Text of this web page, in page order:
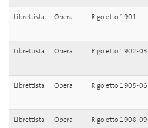
Librettista Opera Rigoletto 1901
Librettista Opera Rigoletto 1902-03
Librettista Opera Rigoletto 1905-06
Librettista Opera Rigoletto 1908-09